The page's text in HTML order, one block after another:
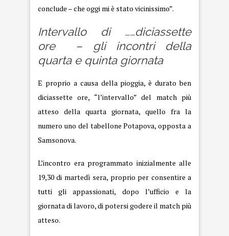
conclude – che oggi mi è stato vicinissimo”.
Intervallo di ……diciassette
ore – gli incontri della
quarta e quinta giornata
E proprio a causa della pioggia, è durato ben
diciassette ore, “l’intervallo” del match più
atteso della quarta giornata, quello fra la
numero uno del tabellone Potapova, opposta a
Samsonova.
L’incontro era programmato inizialmente alle
19,30 di martedì sera, proprio per consentire a
tutti gli appassionati, dopo l’ufficio e la
giornata di lavoro, di potersi godere il match più
atteso.